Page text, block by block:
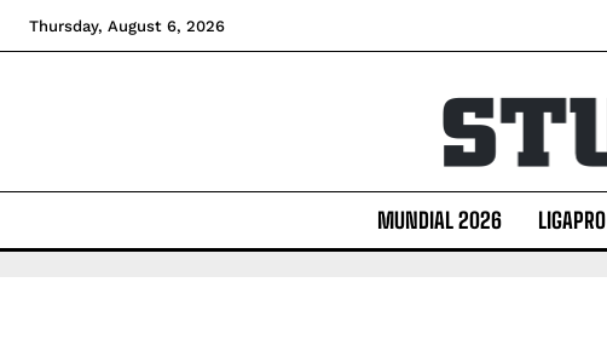
Thursday, August 6, 2026
MUNDIAL 2026 LIGAPRO